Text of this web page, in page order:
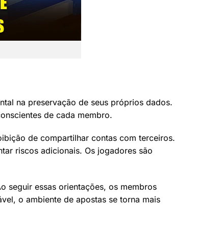
na preservação de seus próprios dados.
de cada membro.
de compartilhar contas com terceiros.
riscos adicionais. Os jogadores são
seguir essas orientações, os membros
o ambiente de apostas se torna mais